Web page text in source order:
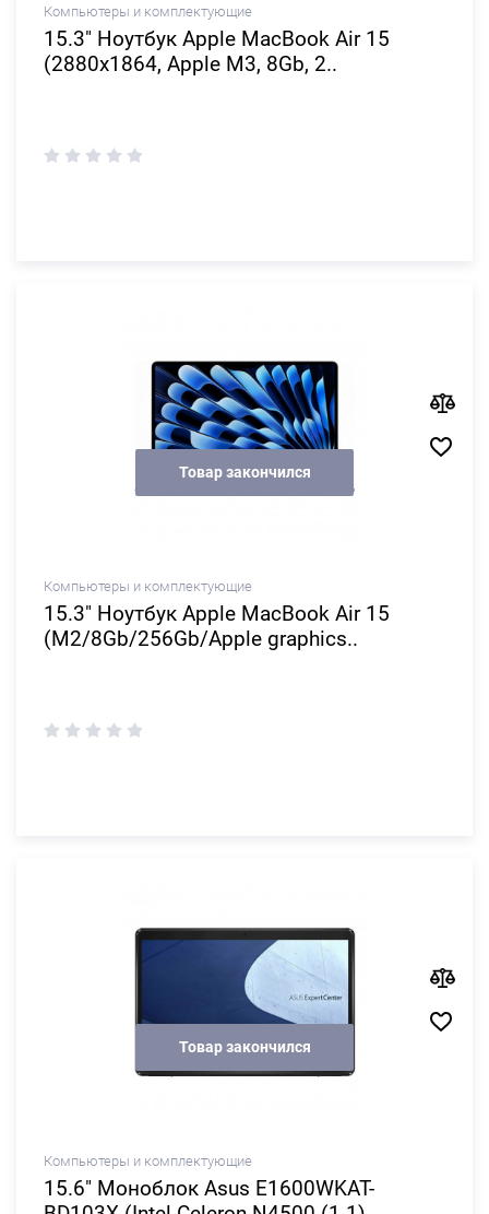
Компьютеры и комплектующие
15.3" Ноутбук Apple MacBook Air 15
(2880x1864, Apple M3, 8Gb, 2..
Товар закончился
Компьютеры и комплектующие
15.3" Ноутбук Apple MacBook Air 15
(M2/8Gb/256Gb/Apple graphics..
Товар закончился
Компьютеры и комплектующие
15.6" Моноблок Asus E1600WKAT-